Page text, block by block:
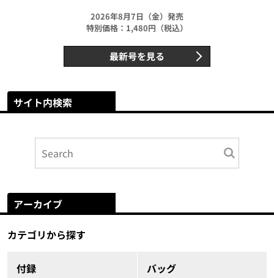
2026年8月7日（金）発売
特別価格：1,480円（税込）
最新号を見る
サイト内検索
アーカイブ
カテゴリから探す
付録 バッグ